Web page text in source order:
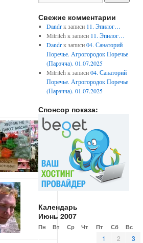
Свежие комментарии
Dandrк записи 11. Эпилог…
Mitritch к записи 11. Эпилог…
Dandrк записи04. Санаторий
Поречье. Агрогородок Поречье
(Парэчча). 01.07.2025
Mitritch к записи04. Санаторий
Поречье. Агрогородок Поречье
(Парэчча). 01.07.2025
Спонсор показа:
Календарь
Июнь 2007
Пн Вт Ср Чт Пт Сб Вс
1 2
3